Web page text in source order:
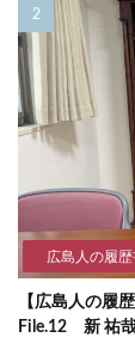
広島人の履歴
【広島人の履歴
File.12 新 祐